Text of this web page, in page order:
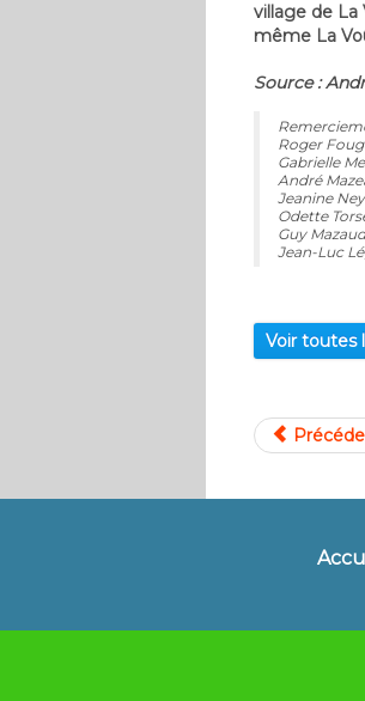
village de La
même La
Source :
Roger
Gabrielle
André
Jeanine
Odette
Guy Mazaud
Jean-Luc
Voir toutes